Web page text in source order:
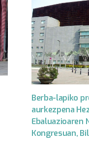
Berba-lapiko
aurkezpena
Ebaluazioaren
Kongresuan,